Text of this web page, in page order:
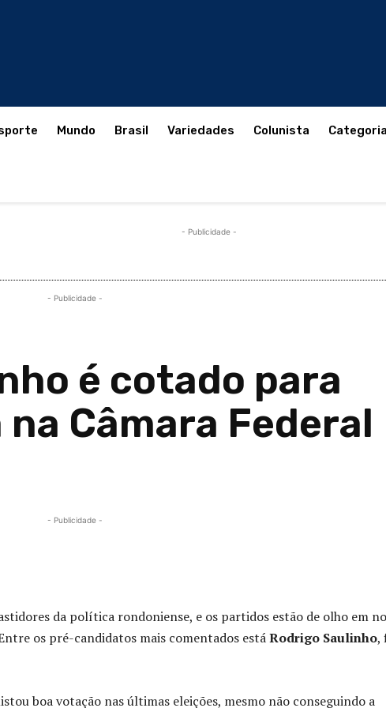
Mundo Brasil Variedades Colunista
- Publicidade -
- Publicidade -
é cotado para
Câmara Federal
- Publicidade -
da política rondoniense, e os partidos estão de olho em
os pré-candidatos mais comentados estáRodrigo Saulinho,
boa votação nas últimas eleições, mesmo não conseguindo a